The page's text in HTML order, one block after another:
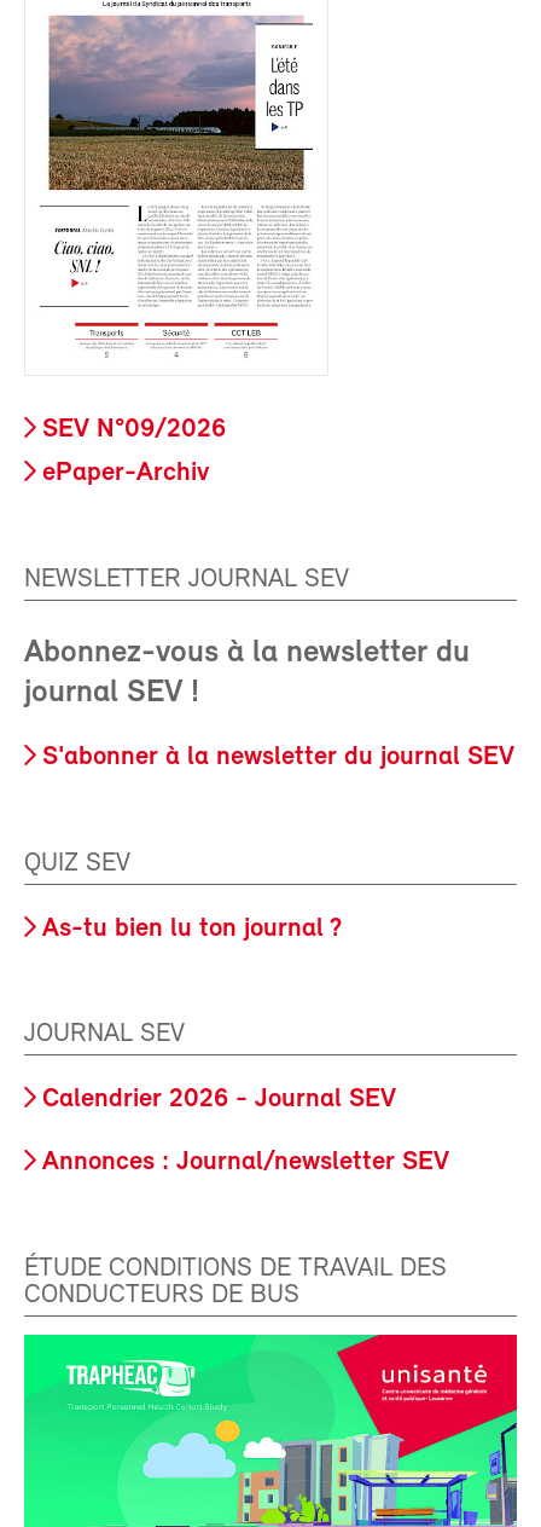
SEV N°09/2026
ePaper-Archiv
NEWSLETTER JOURNAL SEV
Abonnez-vous à la newsletter du
journal SEV !
S'abonner à la newsletter du journal SEV
QUIZ SEV
As-tu bien lu ton journal ?
JOURNAL SEV
Calendrier 2026 - Journal SEV
Annonces : Journal/newsletter SEV
ÉTUDE CONDITIONS DE TRAVAIL DES
CONDUCTEURS DE BUS